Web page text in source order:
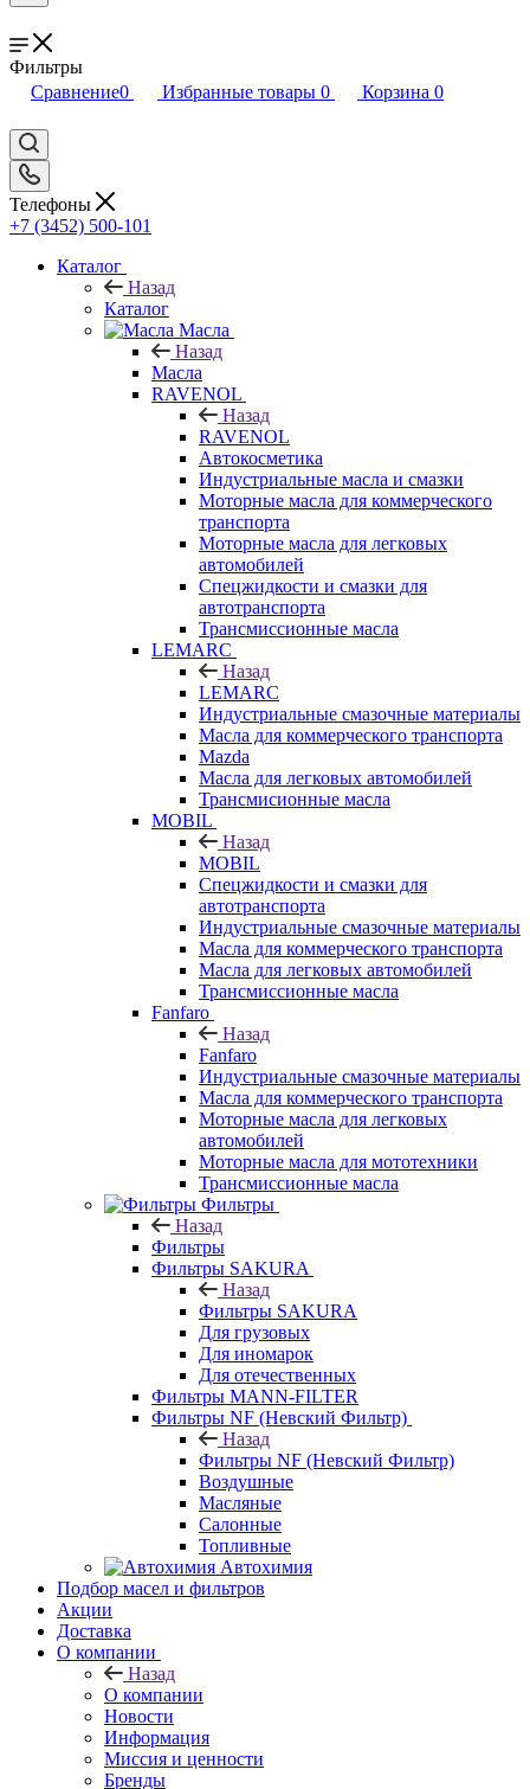
Фильтры
Сравнение0 Избранные товары 0 Корзина 0
Телефоны
+7 (3452) 500-101
Каталог
Назад
Каталог
Масла
Назад
Масла
RAVENOL
Назад
RAVENOL
Автокосметика
Индустриальные масла и смазки
Моторные масла для коммерческого
транспорта
Моторные масла для легковых
автомобилей
Спецжидкости и смазки для
автотранспорта
Трансмиссионные масла
LEMARC
Назад
LEMARC
Индустриальные смазочные материалы
Масла для коммерческого транспорта
Mazda
Масла для легковых автомобилей
Трансмисионные масла
MOBIL
Назад
MOBIL
Cпецжидкости и смазки для
автотранспорта
Индустриальные смазочные материалы
Масла для коммерческого транспорта
Масла для легковых автомобилей
Трансмиссионные масла
Fanfaro
Назад
Fanfaro
Индустриальные смазочные материалы
Масла для коммерческого транспорта
Моторные масла для легковых
автомобилей
Моторные масла для мототехники
Трансмиссионные масла
Фильтры
Назад
Фильтры
Фильтры SAKURA
Назад
Фильтры SAKURA
Для грузовых
Для иномарок
Для отечественных
Фильтры MANN-FILTER
Фильтры NF (Невский Фильтр)
Назад
Фильтры NF (Невский Фильтр)
Воздушные
Масляные
Салонные
Топливные
Автохимия
Подбор масел и фильтров
Акции
Доставка
О компании
Назад
О компании
Новости
Информация
Миссия и ценности
Бренды